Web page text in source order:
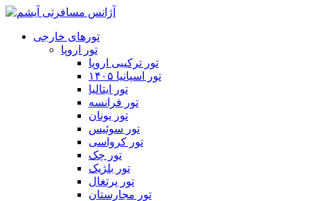
تورهای خارجی
تور اروپا
تور ترکیبی اروپا
تور اسپانیا ۱۴۰۵
تور ایتالیا
تور فرانسه
تور یونان
تور سوئیس
تور کرواسی
تور چک
تور بلژیک
تور پرتغال
تور مجارستان